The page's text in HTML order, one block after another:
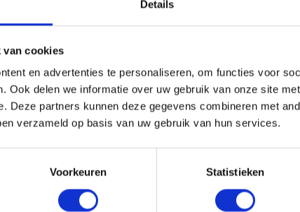
Details
van cookies
en advertenties te personaliseren, om functies voor
Ook delen we informatie over uw gebruik van onze site
Deze partners kunnen deze gegevens combineren met
verzameld op basis van uw gebruik van hun services.
Voorkeuren Statistieken
VERTREKHAVENS
vanuit Rotterdam
Civitavecchia (Rome)
vanuit Barcelona
REDERIJEN
Holland America
Princess Cruises
AIDA Cruises